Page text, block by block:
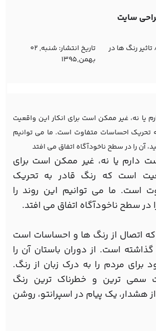
سایت
تاثیر رنگ ها در
تاریخ انتشار:
شنبه, 02
بهمن,1395
یا نه، غیر ممکن است برای انکار این واقعیت
تحریک احساسات متفاوت است. ما می توانیم
آن را در سطح ناخودآگاه اتفاق می افتد
دارم یا نه، غیر ممکن است برای
است که رنگ قادر به تحریک
است. ما می توانیم این روند را
در سطح ناخودآگاه اتفاق می افتد.
اتصال از رنگ ها و احساسات است
است. از دوران باستان آن را
برای مردم را به درک زبان از رنگ.
سمی ترین و خطرناک ترین رنگ
هشدار، یک پیام در اسپرانتو، روشن